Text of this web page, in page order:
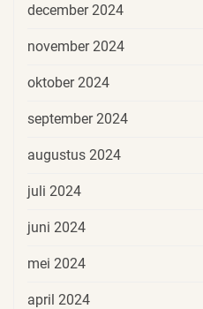
december 2024
november 2024
oktober 2024
september 2024
augustus 2024
juli 2024
juni 2024
mei 2024
april 2024